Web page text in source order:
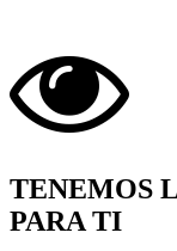
TENEMOS
PARA TI